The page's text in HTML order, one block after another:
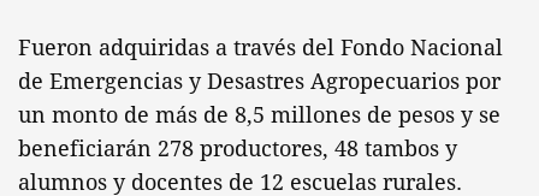
Fueron adquiridas a través del Fondo Nacional
de Emergencias y Desastres Agropecuarios por
un monto de más de 8,5 millones de pesos y se
beneficiarán 278 productores, 48 tambos y
alumnos y docentes de 12 escuelas rurales.